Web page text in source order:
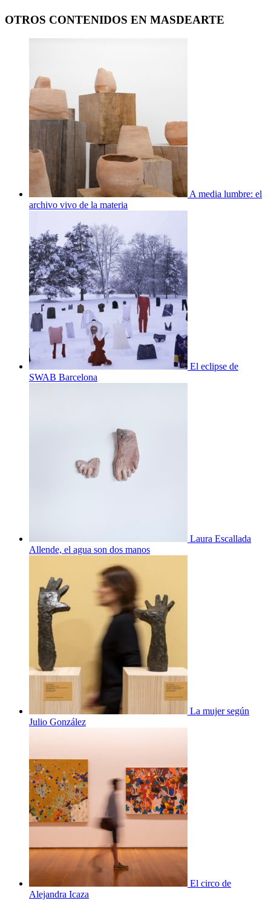
OTROS CONTENIDOS EN MASDEARTE
A media lumbre: el
archivo vivo de la materia
El eclipse de
SWAB Barcelona
Laura Escallada
Allende, el agua son dos manos
La mujer según
Julio González
El circo de
Alejandra Icaza